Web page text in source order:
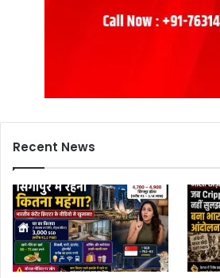
Recent News